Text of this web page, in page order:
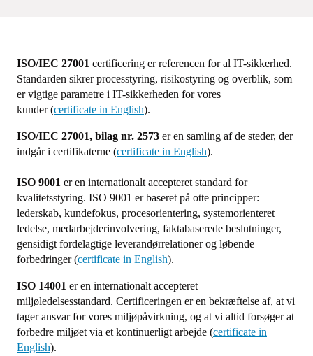
ISO/IEC 27001 certificering er referencen for al IT-sikkerhed.
Standarden sikrer processtyring, risikostyring og overblik, som
er vigtige parametre i IT-sikkerheden for vores
kunder (certificate in English).
ISO/IEC 27001, bilag nr. 2573 er en samling af de steder, der
indgår i certifikaterne (certificate in English).
ISO 9001 er en internationalt accepteret standard for
kvalitetsstyring. ISO 9001 er baseret på otte principper:
lederskab, kundefokus, procesorientering, systemorienteret
ledelse, medarbejderinvolvering, faktabaserede beslutninger,
gensidigt fordelagtige leverandørrelationer og løbende
forbedringer (certificate in English).
ISO 14001 er en internationalt accepteret
miljøledelsesstandard. Certificeringen er en bekræftelse af, at vi
tager ansvar for vores miljøpåvirkning, og at vi altid forsøger at
forbedre miljøet via et kontinuerligt arbejde (certificate in
English).